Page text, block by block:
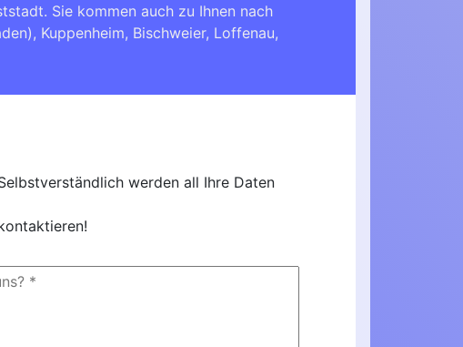
Sie kommen auch zu Ihnen nach
, Kuppenheim, Bischweier, Loffenau,
werden all Ihre Daten